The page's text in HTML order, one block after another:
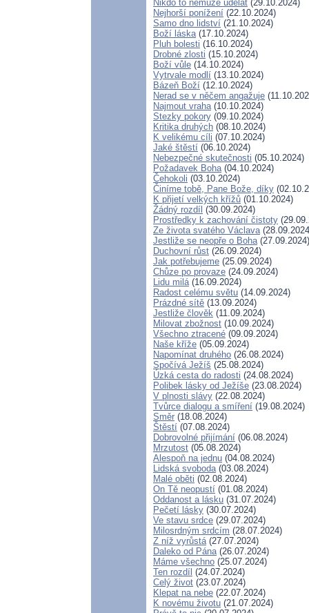
Nikdo to nemůže udělat (29.10.2024)
Nejhorší ponížení (22.10.2024)
Samo dno lidství (21.10.2024)
Boží láska(17.10.2024)
Pluh bolesti (16.10.2024)
Drobné zlosti (15.10.2024)
Boží vůle (14.10.2024)
Vytrvale modlí (13.10.2024)
Bázeň Boží (12.10.2024)
Nerad se v něčem angažuje
Najmout vraha(10.10.2024)
Stezky pokory (09.10.2024)
Kritika druhých (08.10.2024)
K velikému cíli (07.10.2024)
Jaké štěstí (06.10.2024)
Nebezpečné skutečnosti (05.10.2024)
Požadavek Boha(04.10.2024)
Čehokoli (03.10.2024)
Činíme tobě, Pane Bože, díky
K přijetí velkých křížů (01.10.2024)
Žádný rozdíl (30.09.2024)
Prostředky k zachování čistoty
Ze života svatého Václava
Jestliže se neopře o Boha(27.09.2024)
Duchovní růst (26.09.2024)
Jak potřebujeme (25.09.2024)
Chůze po provaze (24.09.2024)
Lidu milá(16.09.2024)
Radost celému světu (14.09.2024)
Prázdné sítě (13.09.2024)
Jestliže člověk (11.09.2024)
Milovat zbožnost (10.09.2024)
Všechno ztracené (09.09.2024)
Naše kříže (05.09.2024)
Napomínat druhého (26.08.2024)
Spočívá Ježíš (25.08.2024)
Úzká cesta do radosti (24.08.2024)
Polibek lásky od Ježíše (23.08.2024)
V plnosti slávy (22.08.2024)
Tvůrce dialogu a smíření (19.08.2024)
Směr (18.08.2024)
Štěstí (07.08.2024)
Dobrovolné přijímání (06.08.2024)
Mrzutost (05.08.2024)
Alespoň na jednu (04.08.2024)
Lidská svoboda(03.08.2024)
Malé oběti (02.08.2024)
On Tě neopustí (01.08.2024)
Oddanost a lásku (31.07.2024)
Pečetí lásky (30.07.2024)
Ve stavu srdce (29.07.2024)
Milosrdným srdcím (28.07.2024)
Z níž vyrůstá(27.07.2024)
Daleko od Pána(26.07.2024)
Máme všechno (25.07.2024)
Ten rozdíl (24.07.2024)
Celý život (23.07.2024)
Klepat na nebe (22.07.2024)
K novému životu (21.07.2024)